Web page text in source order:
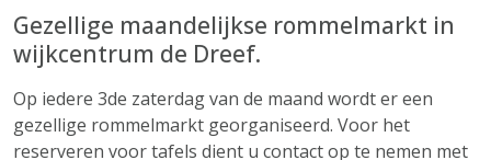
Gezellige maandelijkse rommelmarkt in
wijkcentrum de Dreef.
Op iedere 3de zaterdag van de maand wordt er een
gezellige rommelmarkt georganiseerd. Voor het
reserveren voor tafels dient u contact op te nemen met